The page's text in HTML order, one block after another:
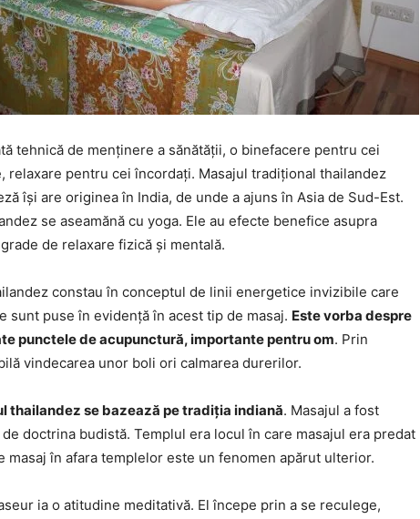
tehnică de menținere a sănătății, o binefacere pentru cei
relaxare pentru cei încordați. Masajul tradițional thailandez
își are originea în India, de unde a ajuns în Asia de Sud-Est.
se aseamănă cu yoga. Ele au efecte benefice asupra
de relaxare fizică și mentală.
constau în conceptul de linii energetice invizibile care
sunt puse în evidență în acest tip de masaj. Este vorba despre
punctele de acupunctură, importante pentru om. Prin
vindecarea unor boli ori calmarea durerilor.
thailandez se bazează pe tradiția indiană. Masajul a fost
doctrina budistă. Templul era locul în care masajul era predat
masaj în afara templelor este un fenomen apărut ulterior.
ia o atitudine meditativă. El începe prin a se reculege,